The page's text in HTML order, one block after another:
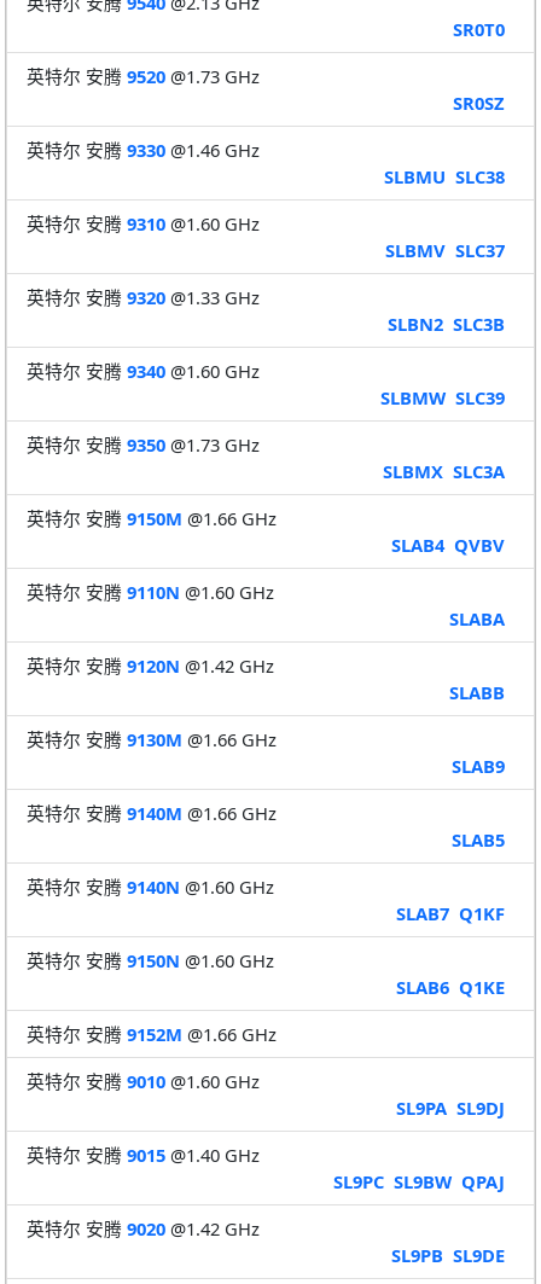
SR0T0
英特尔 安腾9520 @1.73 GHz
SR0SZ
英特尔 安腾9330 @1.46 GHz
SLBMU SLC38
英特尔 安腾9310 @1.60 GHz
SLBMV SLC37
英特尔 安腾9320 @1.33 GHz
SLBN2 SLC3B
英特尔 安腾9340 @1.60 GHz
SLBMW SLC39
英特尔 安腾9350 @1.73 GHz
SLBMX SLC3A
英特尔 安腾9150M @1.66 GHz
SLAB4 QVBV
英特尔 安腾9110N @1.60 GHz
SLABA
英特尔 安腾9120N @1.42 GHz
SLABB
英特尔 安腾9130M @1.66 GHz
SLAB9
英特尔 安腾9140M @1.66 GHz
SLAB5
英特尔 安腾9140N @1.60 GHz
SLAB7 Q1KF
英特尔 安腾9150N @1.60 GHz
SLAB6 Q1KE
英特尔 安腾9152M @1.66 GHz
英特尔 安腾9010 @1.60 GHz
SL9PA SL9DJ
英特尔 安腾9015 @1.40 GHz
SL9PC SL9BW QPAJ
英特尔 安腾9020 @1.42 GHz
SL9PB SL9DE